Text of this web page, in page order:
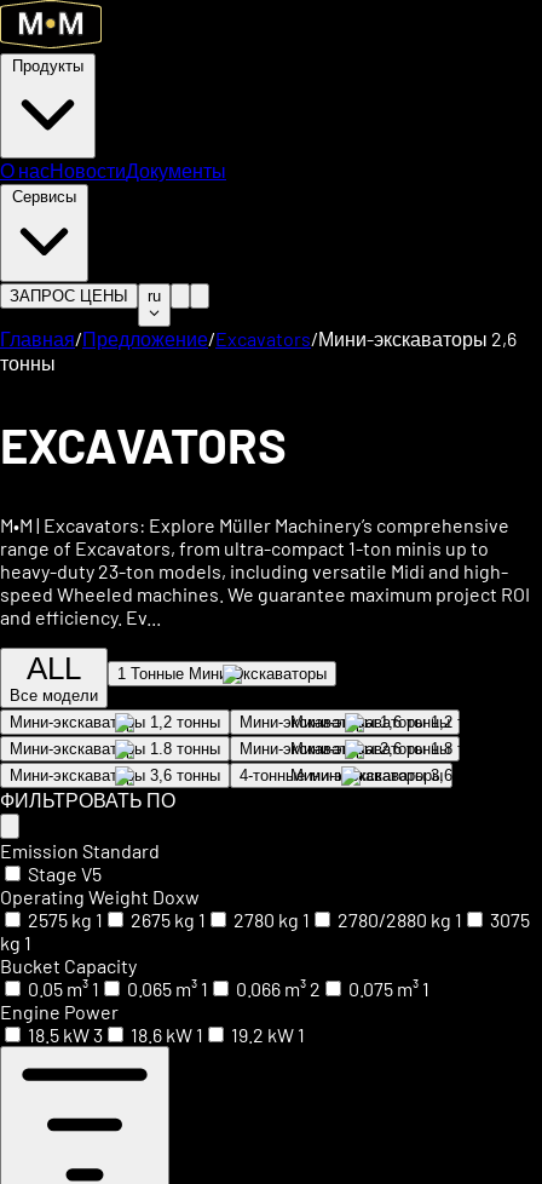
О насНовостиДокументы
ЗАПРОС ЦЕНЫ ru
Главная/Предложение/Excavators/Мини-экскаваторы 2,6
тонны
EXCAVATORS
M•M | Excavators: Explore Müller Machinery’s comprehensive
range of Excavators, from ultra-compact 1-ton minis up to
heavy-duty 23-ton models, including versatile Midi and high-
speed Wheeled machines. We guarantee maximum project ROI
and efficiency. Ev...
ALL
Все модели
1 Тонные Мини Экскаваторы
Мини-экскаваторы 1,2 тонны
Мини-экскаваторы 1,6 тонны
Мини-экскаваторы 1.8 тонны
Мини-экскаваторы 2,6 тонны
Мини-экскаваторы 3,6 тонны
4-тонные мини-экскаваторы
ФИЛЬТРОВАТЬ ПО
Emission Standard
Stage V5
Operating Weight Doxw
2575 kg 1 2675 kg 1 2780 kg 1 2780/2880 kg 1
3075
kg 1
Bucket Capacity
0.05 m³ 1 0.065 m³ 1 0.066 m³ 2 0.075 m³ 1
Engine Power
18.5 kW3 18.6 kW 1 19.2 kW 1